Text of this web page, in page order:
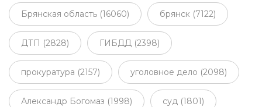
Брянская область (16060) брянск (7122)
ДТП (2828) ГИБДД (2398)
прокуратура (2157) уголовное дело (2098)
Александр Богомаз (1998) суд (1801)